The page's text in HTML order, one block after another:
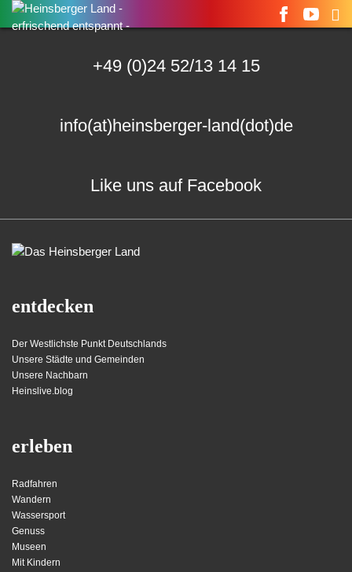
Suchen
nach:
+49 (0)24 52/13 14 15
info(at)heinsberger-land(dot)de
Like uns auf Facebook
entdecken
Der Westlichste Punkt Deutschlands
Unsere Städte und Gemeinden
Unsere Nachbarn
Heinslive.blog
erleben
Radfahren
Wandern
Wassersport
Genuss
Museen
Mit Kindern